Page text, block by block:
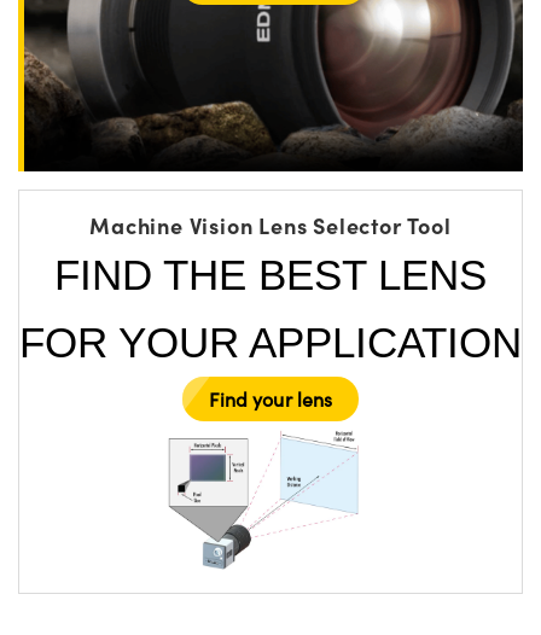
Machine Vision Lens Selector Tool
FIND THE BEST LENS
FOR YOUR APPLICATION
Find your lens